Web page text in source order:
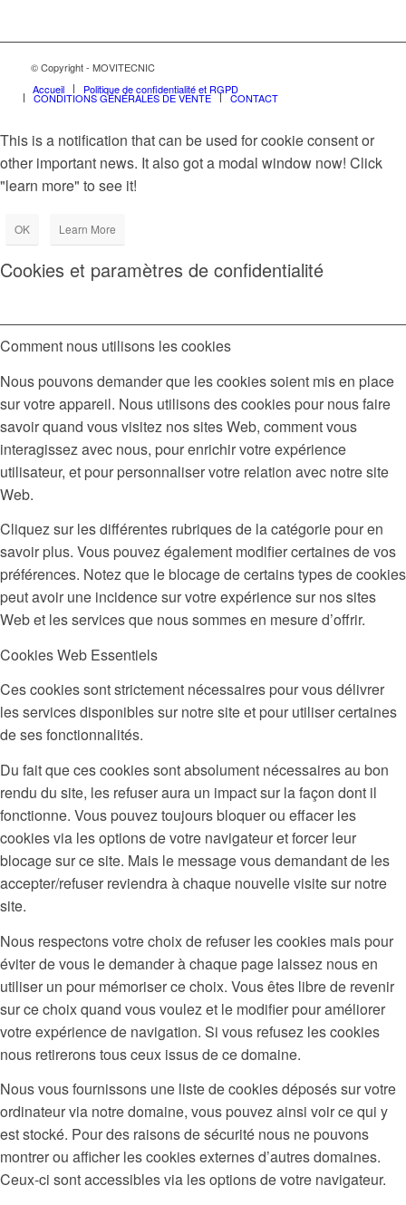
© Copyright - MOVITECNIC
Accueil
Politique de confidentialité et RGPD
CONDITIONS GÉNÉRALES DE VENTE CONTACT
This is a notification that can be used for cookie consent or
other important news. It also got a modal window now! Click
"learn more" to see it!
OK Learn More
Cookies et paramètres de confidentialité
Comment nous utilisons les cookies
Nous pouvons demander que les cookies soient mis en place
sur votre appareil. Nous utilisons des cookies pour nous faire
savoir quand vous visitez nos sites Web, comment vous
interagissez avec nous, pour enrichir votre expérience
utilisateur, et pour personnaliser votre relation avec notre site
Web.
Cliquez sur les différentes rubriques de la catégorie pour en
savoir plus. Vous pouvez également modifier certaines de vos
préférences. Notez que le blocage de certains types de cookies
peut avoir une incidence sur votre expérience sur nos sites
Web et les services que nous sommes en mesure d’offrir.
Cookies Web Essentiels
Ces cookies sont strictement nécessaires pour vous délivrer
les services disponibles sur notre site et pour utiliser certaines
de ses fonctionnalités.
Du fait que ces cookies sont absolument nécessaires au bon
rendu du site, les refuser aura un impact sur la façon dont il
fonctionne. Vous pouvez toujours bloquer ou effacer les
cookies via les options de votre navigateur et forcer leur
blocage sur ce site. Mais le message vous demandant de les
accepter/refuser reviendra à chaque nouvelle visite sur notre
site.
Nous respectons votre choix de refuser les cookies mais pour
éviter de vous le demander à chaque page laissez nous en
utiliser un pour mémoriser ce choix. Vous êtes libre de revenir
sur ce choix quand vous voulez et le modifier pour améliorer
votre expérience de navigation. Si vous refusez les cookies
nous retirerons tous ceux issus de ce domaine.
Nous vous fournissons une liste de cookies déposés sur votre
ordinateur via notre domaine, vous pouvez ainsi voir ce qui y
est stocké. Pour des raisons de sécurité nous ne pouvons
montrer ou afficher les cookies externes d’autres domaines.
Ceux-ci sont accessibles via les options de votre navigateur.